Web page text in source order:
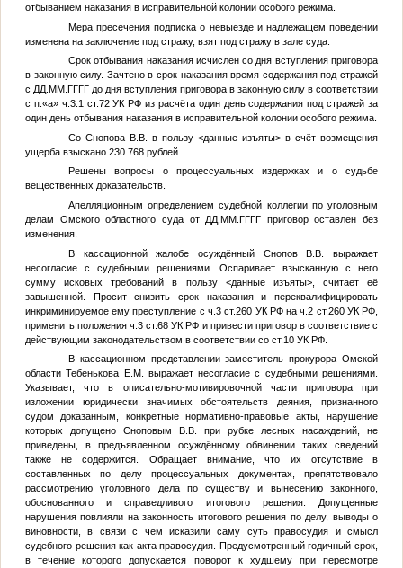
отбыванием наказания в исправительной колонии особого режима.
Мера пресечения подписка о невыезде и надлежащем поведении
изменена на заключение под стражу, взят под стражу в зале суда.
Срок отбывания наказания исчислен со дня вступления приговора
в законную силу. Зачтено в срок наказания время содержания под стражей
с ДД.ММ.ГГГГ до дня вступления приговора в законную силу в соответствии
с п.«а» ч.3.1 ст.72 УК РФ из расчёта один день содержания под стражей за
один день отбывания наказания в исправительной колонии особого режима.
Со Снопова В.В. в пользу<данные изъяты> в счёт возмещения
ущерба взыскано 230 768 рублей.
Решены вопросы о процессуальных издержках и о судьбе
вещественных доказательств.
Апелляционным определением судебной коллегии по уголовным
делам Омского областного суда от ДД.ММ.ГГГГ приговор оставлен без
изменения.
В кассационной жалобе осуждённый Снопов В.В. выражает
несогласие с судебными решениями. Оспаривает взысканную с него
сумму исковых требований в пользу <данные изъяты>, считает её
завышенной. Просит снизить срок наказания и переквалифицировать
инкриминируемое ему преступление с ч.3 ст.260 УК РФ на ч.2 ст.260 УК РФ,
применить положения ч.3 ст.68 УК РФ и привести приговор в соответствие с
действующим законодательством в соответствии со ст.10 УК РФ.
В кассационном представлении заместитель прокурора Омской
области Тебенькова Е.М. выражает несогласие с судебными решениями.
Указывает, что в описательно-мотивировочной части приговора при
изложении юридически значимых обстоятельств деяния, признанного
судом доказанным, конкретные нормативно-правовые акты, нарушение
которых допущено Сноповым В.В. при рубке лесных насаждений, не
приведены, в предъявленном осуждённому обвинении таких сведений
также не содержится. Обращает внимание, что их отсутствие в
составленных по делу процессуальных документах, препятствовало
рассмотрению уголовного дела по существу и вынесению законного,
обоснованного и справедливого итогового решения. Допущенные
нарушения повлияли на законность итогового решения по делу, выводы о
виновности, в связи с чем исказили саму суть правосудия и смысл
судебного решения как акта правосудия. Предусмотренный годичный срок,
в течение которого допускается поворот к худшему при пересмотре